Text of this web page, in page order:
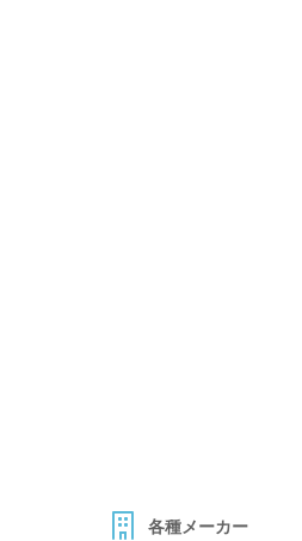
各種メーカー